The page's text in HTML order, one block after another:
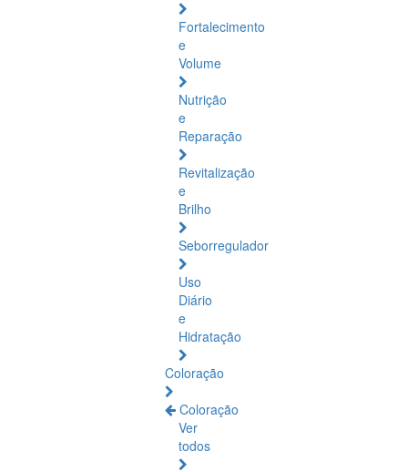
Fortalecimento
e
Volume
Nutrição
e
Reparação
Revitalização
e
Brilho
Seborregulador
Uso
Diário
e
Hidratação
Coloração
Coloração
Ver
todos